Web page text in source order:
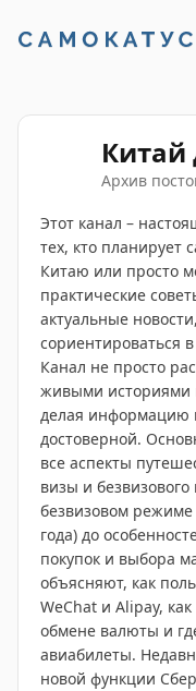
Китай
Архив
Этот канал –
тех, кто планирует
Китаю или просто
практические
актуальные
сориентироваться
Канал не просто
живыми историями
делая информацию
достоверной.
все аспекты
визы и
безвизовом режиме
года) до
покупок и выбора
объясняют, как
WeChat и Alipay,
обмене валюты и
авиабилеты.
новой функции